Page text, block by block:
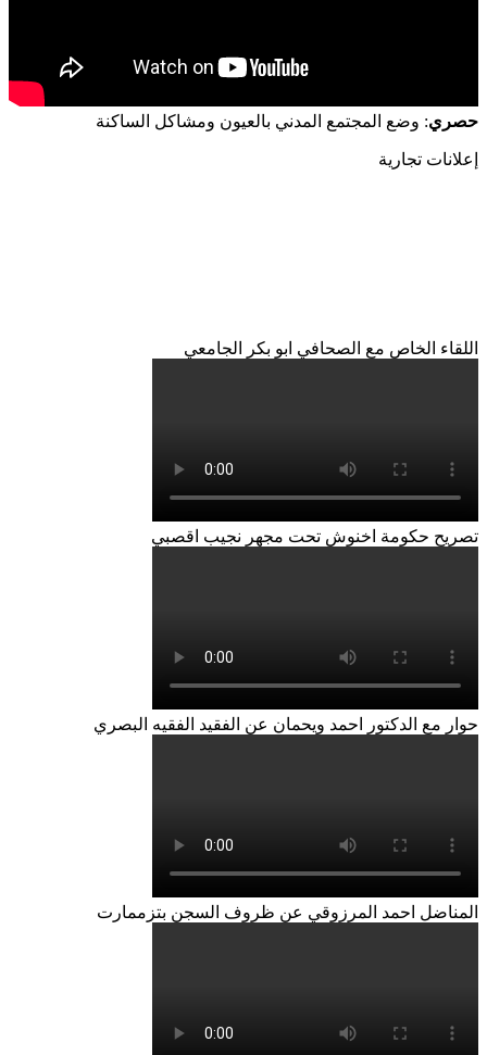
حصري: وضع المجتمع المدني بالعيون ومشاكل الساكنة
إعلانات تجارية
اللقاء الخاص مع الصحافي ابو بكر الجامعي
تصريح حكومة اخنوش تحت مجهر نجيب اقصبي
حوار مع الدكتور احمد ويحمان عن الفقيد الفقيه البصري
المناضل احمد المرزوقي عن ظروف السجن بتزممارت